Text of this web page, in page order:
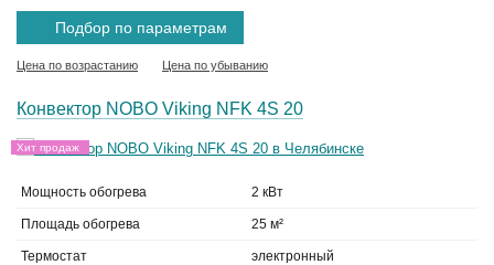
Подбор по параметрам
Цена по возрастанию Цена по убыванию
Конвектор NOBO Viking NFK 4S 20
Хит продаж
Мощность обогрева 2 кВт
Площадь обогрева 25 м²
Термостат электронный